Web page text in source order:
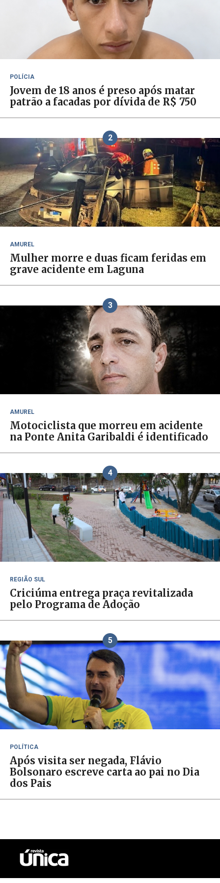
POLÍCIA
Jovem de 18 anos é preso após matar
patrão a facadas por dívida de R$ 750
2
AMUREL
Mulher morre e duas ficam feridas em
grave acidente em Laguna
3
AMUREL
Motociclista que morreu em acidente
na Ponte Anita Garibaldi é identificado
4
REGIÃO SUL
Criciúma entrega praça revitalizada
pelo Programa de Adoção
5
POLÍTICA
Após visita ser negada, Flávio
Bolsonaro escreve carta ao pai no Dia
dos Pais